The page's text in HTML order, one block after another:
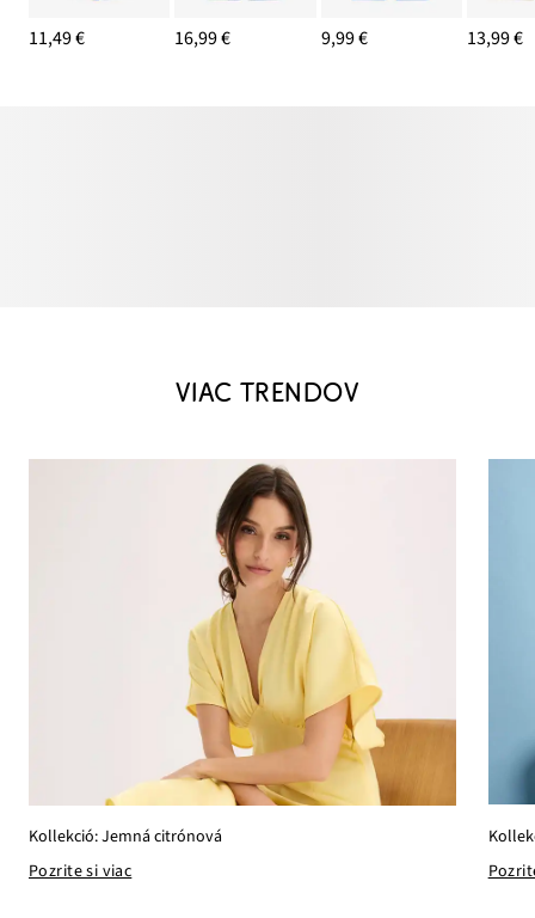
11,49 € 16,99 € 9,99 € 13,99 €
VIAC TRENDOV
Kollekció: Jemná citrónová
Pozrite si viac